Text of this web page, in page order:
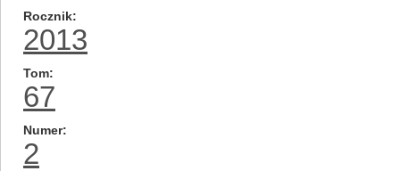
Rocznik
2013
Tom
67
Numer
2